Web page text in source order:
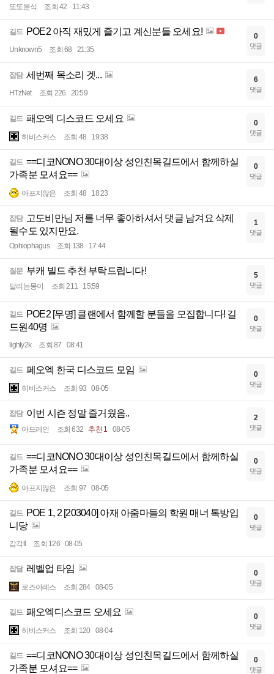
또또분식 조회 42 11:43
길드 POE2 아직 재밌게 즐기고 계신분들 오세요!
Unknown5 조회 68 21:35
0
댓글
잡담 세번째 목소리 겟...
HTzNet 조회 226 20:59
6
댓글
길드 패오엑 디스코드 오세요
히비스커스 조회 48 19:38
0
댓글
길드 ==디코NONO 30대이상 성인친목길드에서 함께하실
가족분 모셔요==
아프지않은 조회 48 18:23
0
댓글
잡담 고도비만님 저를 너무 좋아하셔서 댓글 남겨요 삭제
될수도 있지만요.
Ophiophagus 조회 138 17:44
1
댓글
질문 부캐 빌드 추천 부탁드립니다!
달리는몽이 조회 211 15:59
5
댓글
길드 POE2 [무명] 클랜에서 함께할 분들을 모집합니다! 길
드원40명
lighty2k 조회 87 08:41
0
댓글
길드 페오엑 한국 디스코드 모임
히비스커스 조회 93 08-05
0
댓글
잡담 이번 시즌 정말 즐거웠음..
아드레인 조회 632 추천 1 08-05
2
댓글
길드 ==디코NONO 30대이상 성인친목길드에서 함께하실
가족분 모셔요==
아프지않은 조회 97 08-05
0
댓글
길드 POE 1, 2 [203040] 아재 아줌마들의 학원 매너 톡방입
니당
감각ll 조회 126 08-05
0
댓글
잡담 레벨업 타임
로즈아레스 조회 284 08-05
0
댓글
길드 패오엑디스코드 오세요
히비스커스 조회 120 08-04
0
댓글
길드 ==디코NONO 30대이상 성인친목길드에서 함께하실
가족분 모셔요==
0
댓글